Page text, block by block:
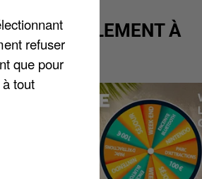
ACTUELLEMENT À
GAGNER
refuser
que pour
tout